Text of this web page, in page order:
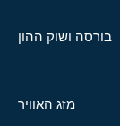
בורסה ושוק ההון
מזג האוויר